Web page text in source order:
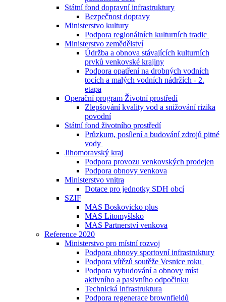
Státní fond dopravní infrastruktury
Bezpečnost dopravy
Ministerstvo kultury
Podpora regionálních kulturních tradic
Ministerstvo zemědělství
Údržba a obnova stávajících kulturních
prvků venkovské krajiny
Podpora opatření na drobných vodních
tocích a malých vodních nádržích - 2.
etapa
Operační program Životní prostředí
Zlepšování kvality vod a snižování rizika
povodní
Státní fond životního prostředí
Průzkum, posílení a budování zdrojů pitné
vody
Jihomoravský kraj
Podpora provozu venkovských prodejen
Podpora obnovy venkova
Ministerstvo vnitra
Dotace pro jednotky SDH obcí
SZIF
MAS Boskovicko plus
MAS Litomyšlsko
MAS Partnerství venkova
Reference 2020
Ministerstvo pro místní rozvoj
Podpora obnovy sportovní infrastruktury
Podpora vítězů soutěže Vesnice roku
Podpora vybudování a obnovy míst
aktivního a pasivního odpočinku
Technická infrastruktura
Podpora regenerace brownfieldů